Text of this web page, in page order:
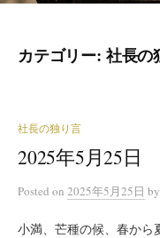
カテゴリー: 社長の
社長の独り言
2025年5月25日
Posted on 2025年5月25日 by
小満、芒種の候、春から